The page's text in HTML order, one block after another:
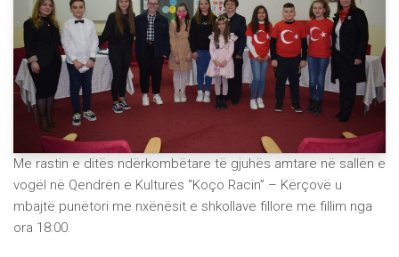
Me rastin e ditës ndërkombëtare të gjuhës amtare në sallën e
vogël në Qendrën e Kulturës “Koço Racin” – Kërçovë u
mbajtë punëtori me nxënësit e shkollave fillore me fillim nga
ora 18:00.